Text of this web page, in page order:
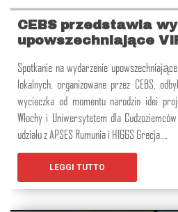
CEBS przedstawia
upowszechniające
Spotkanie na wydarzenie
lokalnych, organizowane przez CEBS,
wycieczka od momentu narodzin idei
Włochy i Uniwersytetem dla
udziału z APSES Rumunia i HIGGS Grecja….
LEGGI TUTTO